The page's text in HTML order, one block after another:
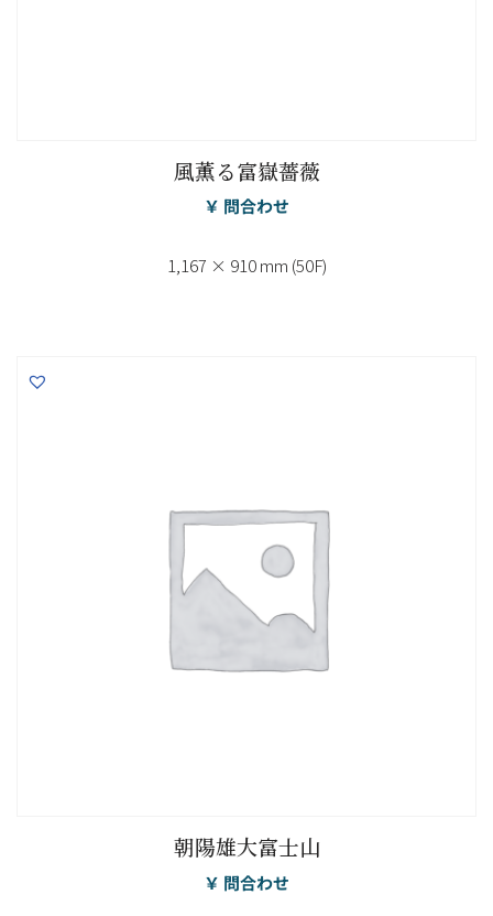
風薫る富嶽薔薇
￥ 問合わせ
1,167 × 910 mm (50F)
朝陽雄大富士山
￥ 問合わせ